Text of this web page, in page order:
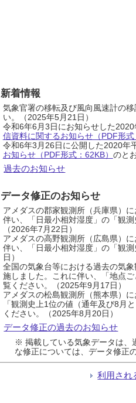
新着情報
気象官署の移転及び風向風速計の
い。（2025年5月21日）
令和6年6月3日にお知らせした
信資料に関するお知らせ（PDF形式
令和6年3月26日に公開した2020年
お知らせ（PDF形式：62KB） のと
過去のお知らせ
データ修正のお知らせ
アメダスの郡家観測所（兵庫県）
伴い、「日最小相対湿度」の「観
（2026年7月22日）
アメダスの高野観測所（広島県）
伴い、「日最小相対湿度」の「観
日）
全国の気象台等における過去の気
施しました。これに伴い、「地点
覧ください。（2025年9月17日）
アメダスの松島観測所（熊本県）
「観測史上1位の値（通年及び8月
ください。（2025年8月20日）
データ修正の過去のお知らせ
※ 掲載している気象データは、
な修正については、データ修正
利用され